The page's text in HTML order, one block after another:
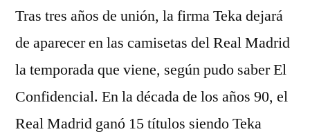
Tras tres años de unión, la firma Teka dejará
de aparecer en las camisetas del Real Madrid
la temporada que viene, según pudo saber El
Confidencial. En la década de los años 90, el
Real Madrid ganó 15 títulos siendo Teka